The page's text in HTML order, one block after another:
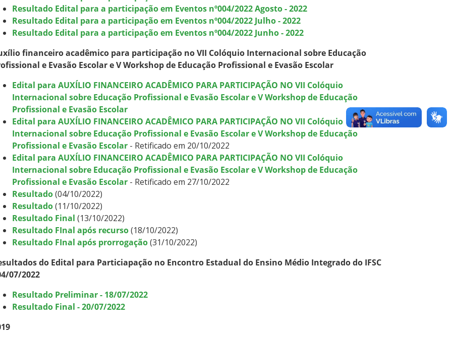
Resultado Edital para a participação em Eventos nº004/2022 Agosto - 2022
Resultado Edital para a participação em Eventos nº004/2022 Julho - 2022
Resultado Edital para a participação em Eventos nº004/2022 Junho - 2022
financeiro acadêmico para participação no VII Colóquio Internacional sobre Educação
e Evasão Escolar e V Workshop de Educação Profissional e Evasão Escolar
Edital para AUXÍLIO FINANCEIRO ACADÊMICO PARA PARTICIPAÇÃO NO VII Colóquio
Internacional sobre Educação Profissional e Evasão Escolar e V Workshop de Educação
Profissional e Evasão Escolar
Edital para AUXÍLIO FINANCEIRO ACADÊMICO PARA PARTICIPAÇÃO NO VII Colóquio
Internacional sobre Educação Profissional e Evasão Escolar e V Workshop de Educação
Profissional e Evasão Escolar- Retificado em 20/10/2022
Edital para AUXÍLIO FINANCEIRO ACADÊMICO PARA PARTICIPAÇÃO NO VII Colóquio
Internacional sobre Educação Profissional e Evasão Escolar e V Workshop de Educação
Profissional e Evasão Escolar- Retificado em 27/10/2022
Resultado(04/10/2022)
Resultado(11/10/2022)
Resultado Final (13/10/2022)
Resultado FInal após recurso(18/10/2022)
Resultado FInal após prorrogação(31/10/2022)
do Edital para Particiapação no Encontro Estadual do Ensino Médio Integrado do IFSC
07/2022
Resultado Preliminar - 18/07/2022
Resultado Final - 20/07/2022